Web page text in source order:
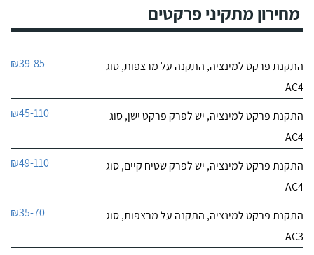
מחירון מתקיני פרקטים
התקנת פרקט למינציה, התקנה על מרצפות, סוג
AC4
₪39-85
התקנת פרקט למינציה, יש לפרק פרקט ישן, סוג
AC4
₪45-110
התקנת פרקט למינציה, יש לפרק שטיח קיים, סוג
AC4
₪49-110
התקנת פרקט למינציה, התקנה על מרצפות, סוג
AC3
₪35-70